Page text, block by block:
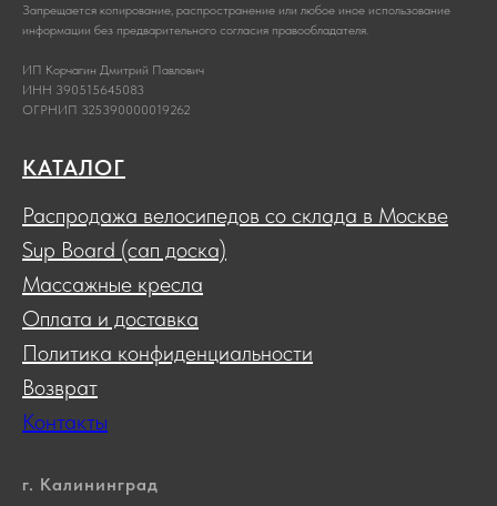
Запрещается копирование, распространение или любое иное использование
информации без предварительного согласия правообладателя.
ИП Корчагин Дмитрий Павлович
ИНН 390515645083
ОГРНИП 325390000019262
КАТАЛОГ
Распродажа велосипедов со склада в Москве
Sup Board (сап доска)
Массажные кресла
Оплата и доставка
Политика конфиденциальности
Возврат
Контакты
г. Калининград